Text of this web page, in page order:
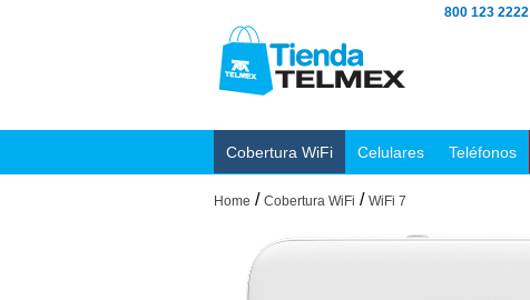
800 123 2222
Cobertura WiFi Celulares Teléfonos
Home / Cobertura WiFi / WiFi 7